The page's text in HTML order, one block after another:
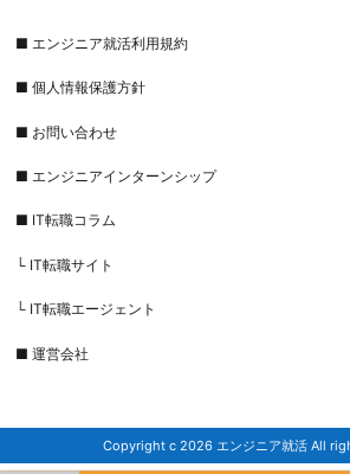
■ エンジニア就活利用規約
■ 個人情報保護方針
■ お問い合わせ
■ エンジニアインターンシップ
■ IT転職コラム
└ IT転職サイト
└ IT転職エージェント
■ 運営会社
Copyright c 2026 エンジニア就活 All